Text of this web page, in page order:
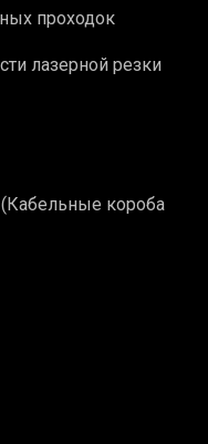
проходок
лазерной резки
короба